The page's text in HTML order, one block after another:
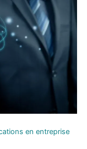
en entreprise